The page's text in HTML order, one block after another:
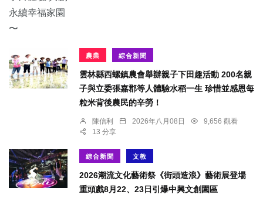
農業 綜合新聞
雲林縣西螺鎮農會舉辦親子下田趣活動 200名親
子與立委張嘉郡等人體驗水稻一生 珍惜並感恩每
粒米背後農民的辛勞！
陳信利 2026年八月08日
9,656 觀看
13 分享
綜合新聞 文教
2026潮流文化藝術祭《街頭造浪》藝術展登場
重頭戲8月22、23日引爆中興文創園區